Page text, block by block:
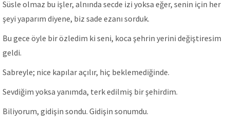
Süsle olmaz bu işler, alnında secde izi yoksa eğer, senin için her
şeyi yaparım diyene, biz sade ezanı sorduk.
Bu gece öyle bir özledim ki seni, koca şehrin yerini değiştiresim
geldi.
Sabreyle; nice kapılar açılır, hiç beklemediğinde.
Sevdiğim yoksa yanımda, terk edilmiş bir şehirdim.
Biliyorum, gidişin sondu. Gidişin sonumdu.